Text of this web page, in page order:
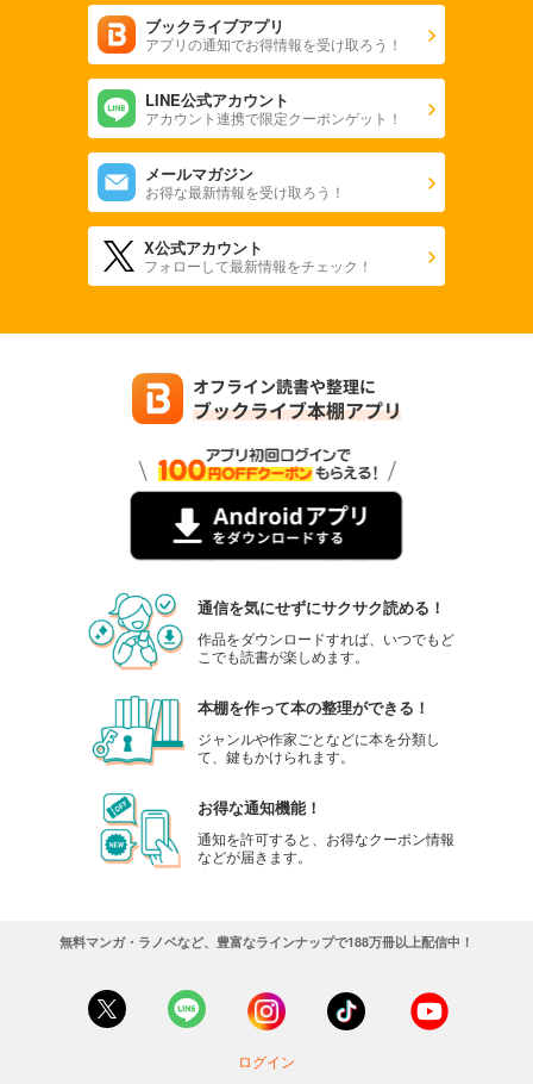
ブックライブアプリ
アプリの通知でお得情報を受け取ろう！
LINE公式アカウント
アカウント連携で限定クーポンゲット！
メールマガジン
お得な最新情報を受け取ろう！
X公式アカウント
フォローして最新情報をチェック！
通信を気にせずにサクサク読める！
作品をダウンロードすれば、いつでもど
こでも読書が楽しめます。
本棚を作って本の整理ができる！
ジャンルや作家ごとなどに本を分類し
て、鍵もかけられます。
お得な通知機能！
通知を許可すると、お得なクーポン情報
などが届きます。
無料マンガ・ラノベなど、豊富なラインナップで188万冊以上配信中！
ログイン